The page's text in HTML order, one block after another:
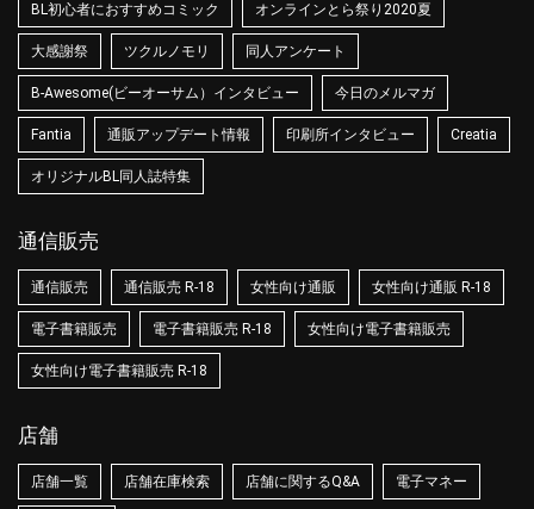
BL初心者におすすめコミック オンラインとら祭り2020夏
大感謝祭 ツクルノモリ 同人アンケート
B-Awesome(ビーオーサム）インタビュー 今日のメルマガ
Fantia 通販アップデート情報 印刷所インタビュー Creatia
オリジナルBL同人誌特集
通信販売
通信販売 通信販売 R-18 女性向け通販 女性向け通販 R-18
電子書籍販売 電子書籍販売 R-18 女性向け電子書籍販売
女性向け電子書籍販売 R-18
店舗
店舗一覧 店舗在庫検索 店舗に関するQ&A 電子マネー